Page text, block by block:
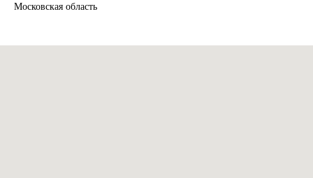
Московская область